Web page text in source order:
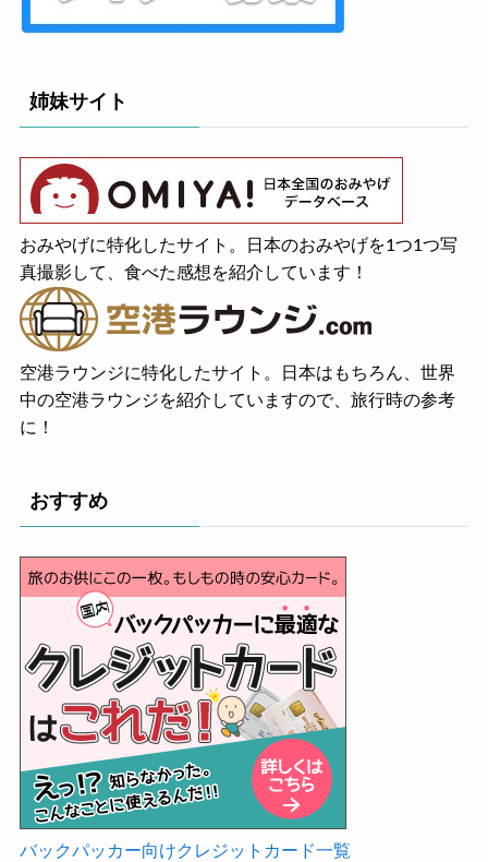
姉妹サイト
おみやげに特化したサイト。日本のおみやげを1つ1つ写
真撮影して、食べた感想を紹介しています！
空港ラウンジに特化したサイト。日本はもちろん、世界
中の空港ラウンジを紹介していますので、旅行時の参考
に！
おすすめ
バックパッカー向けクレジットカード一覧